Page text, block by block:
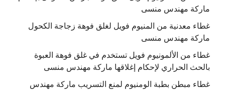
ماركة مهندس منسى
غطاء معدنية من المنيوم فويل لغلق فوهة زجاجة الكحول
ماركة مهندس منسى
غطاء من الألمونيوم فويل تستخدم في غلق فوهة العبوة
بالحث الحراري لإحكام إغلاقها ماركة مهندس منسى
غطاء مبطن بطبة الومنيوم لمنع التسريب ماركة مهندس